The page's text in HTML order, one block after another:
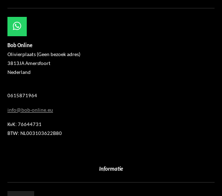
W
h
a
t
s
A
p
Bob Online
Olivierplaats (Geen bezoek adres)
3813JA Amersfoort
Nederland
0615871964
info@bob-online.eu
KvK: 76644731
BTW: NL003103622B80
Informatie